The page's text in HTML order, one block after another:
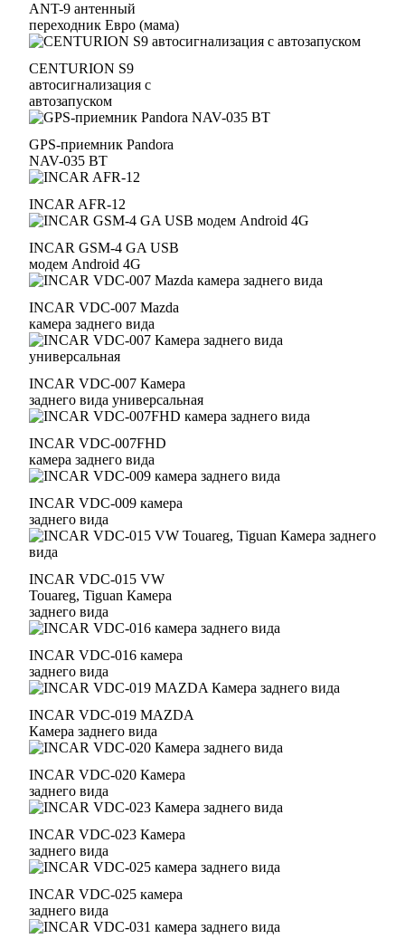
ANT-9 антенный
переходник Евро (мама)
CENTURION S9
автосигнализация с
автозапуском
GPS-приемник Pandora
NAV-035 BT
INCAR AFR-12
INCAR GSM-4 GA USB
модем Android 4G
INCAR VDC-007 Mazda
камера заднего вида
INCAR VDC-007 Камера
заднего вида универсальная
INCAR VDC-007FHD
камера заднего вида
INCAR VDC-009 камера
заднего вида
INCAR VDC-015 VW
Touareg, Tiguan Камера
заднего вида
INCAR VDC-016 камера
заднего вида
INCAR VDC-019 MAZDA
Камера заднего вида
INCAR VDC-020 Камера
заднего вида
INCAR VDC-023 Камера
заднего вида
INCAR VDC-025 камера
заднего вида